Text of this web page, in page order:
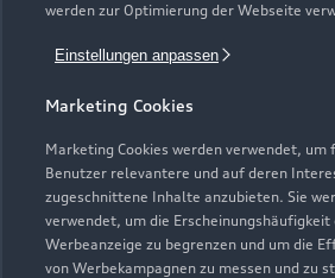
werden zur Optimierung der Webseite
Einstellungen anpassen
Marketing Cookies
Marketing Cookies werden verwendet, um
Benutzer relevantere und auf deren
zugeschnittene Inhalte anzubieten. Sie
verwendet, um die Erscheinungshäufigkeit
Werbeanzeige zu begrenzen und um die
von Werbekampagnen zu messen und zu
Zur Inspektion